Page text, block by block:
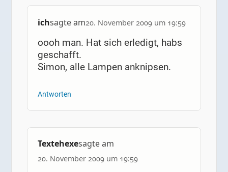
ichsagte am20. November 2009 um 19:59
oooh man. Hat sich erledigt, habs
geschafft.
Simon, alle Lampen anknipsen.
Antworten
Textehexesagte am
20. November 2009 um 19:59